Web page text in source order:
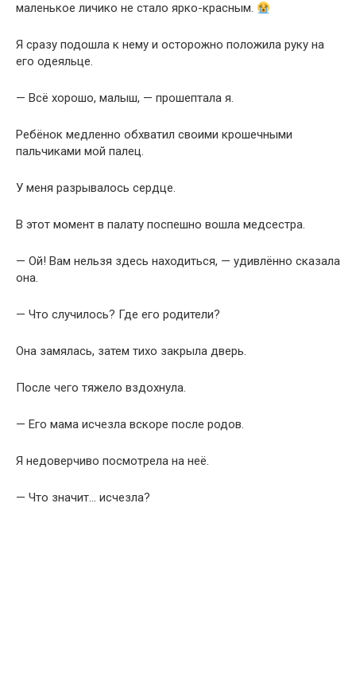
маленькое личико не стало ярко-красным.
Я сразу подошла к нему и осторожно положила руку на
его одеяльце.
— Всё хорошо, малыш, — прошептала я.
Ребёнок медленно обхватил своими крошечными
пальчиками мой палец.
У меня разрывалось сердце.
В этот момент в палату поспешно вошла медсестра.
— Ой! Вам нельзя здесь находиться, — удивлённо сказала
она.
— Что случилось? Где его родители?
Она замялась, затем тихо закрыла дверь.
После чего тяжело вздохнула.
— Его мама исчезла вскоре после родов.
Я недоверчиво посмотрела на неё.
— Что значит… исчезла?